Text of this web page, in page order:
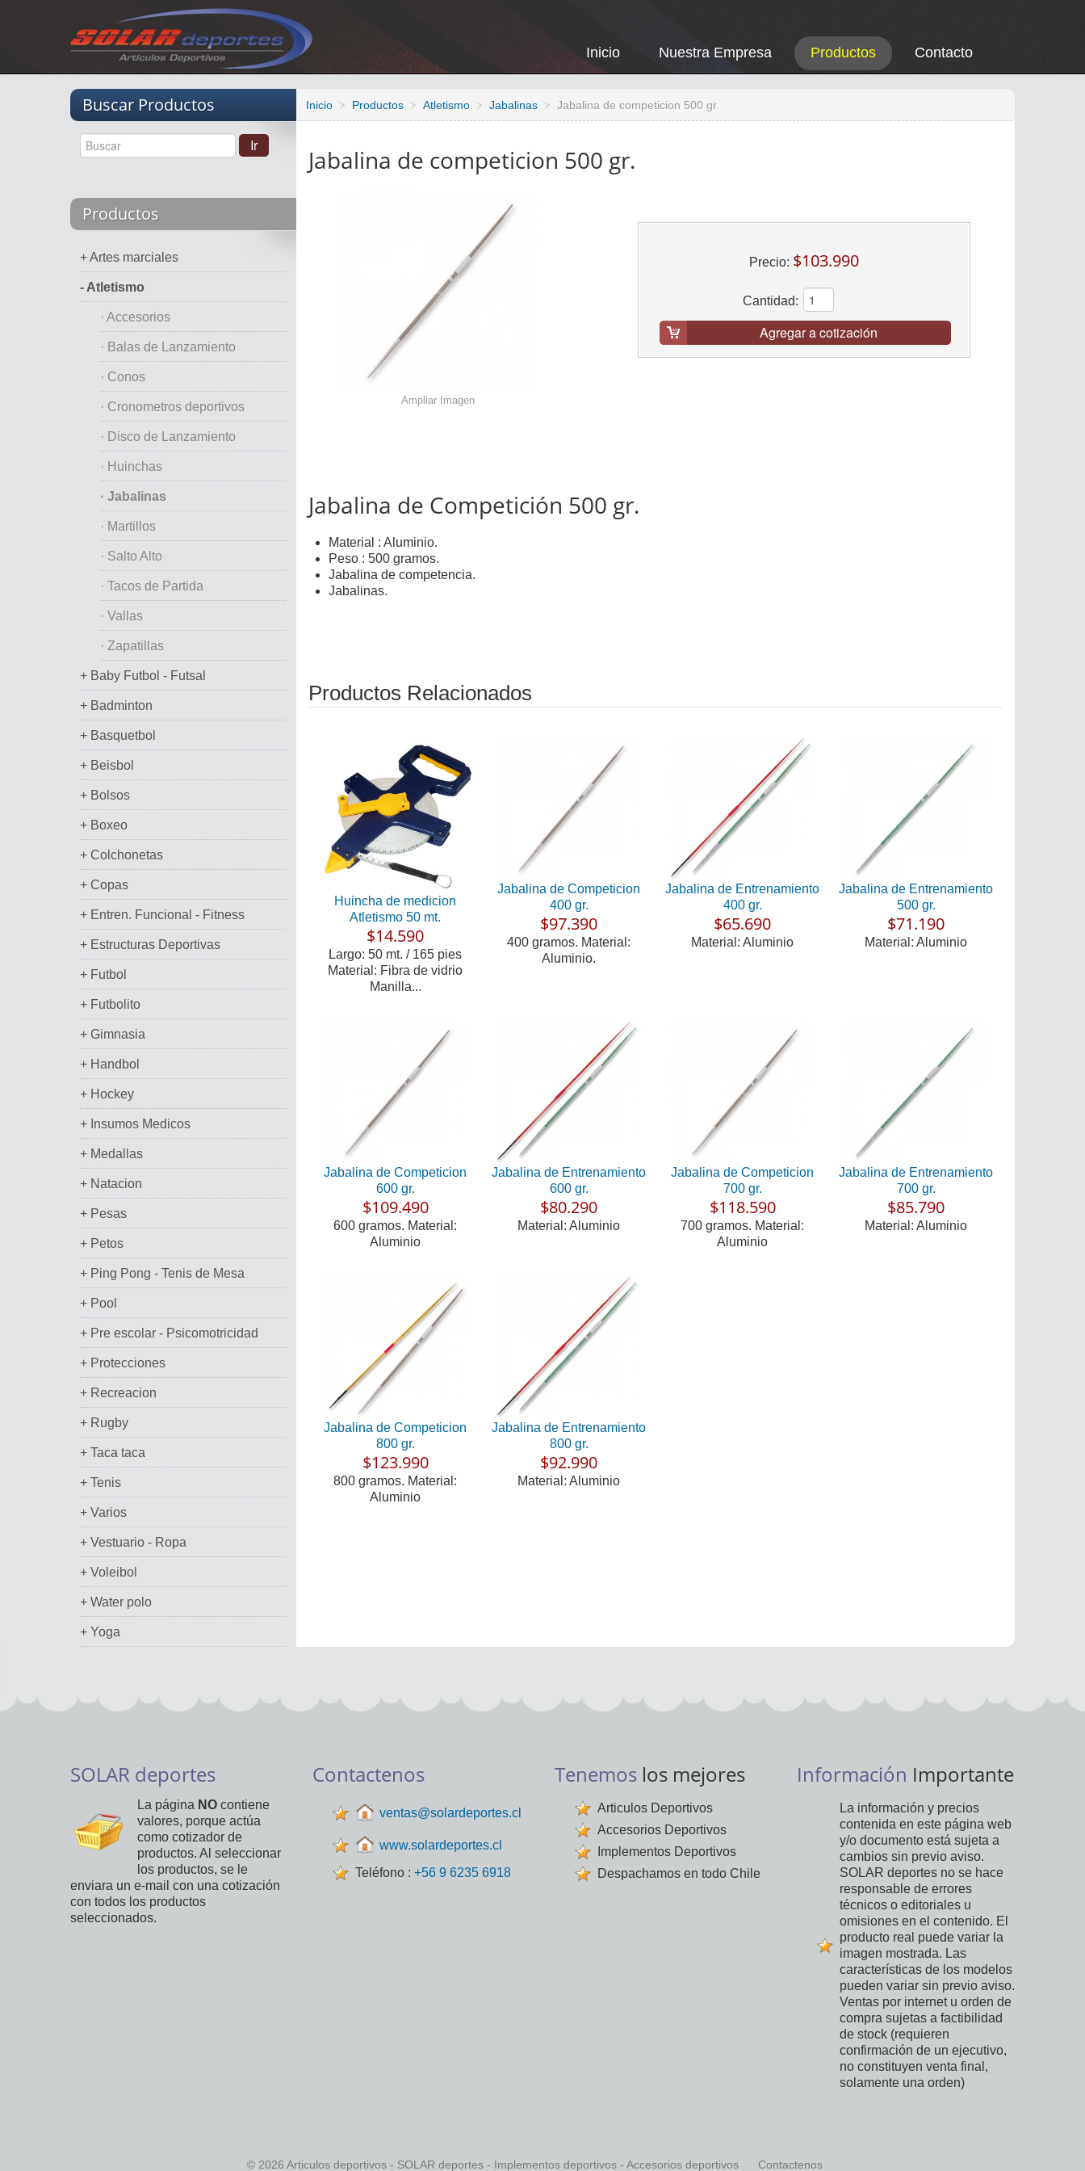
Inicio Nuestra Empresa Productos Contacto
Buscar Productos
Productos
+ Artes marciales
- Atletismo
· Accesorios
· Balas de Lanzamiento
· Conos
· Cronometros deportivos
· Disco de Lanzamiento
· Huinchas
· Jabalinas
· Martillos
· Salto Alto
· Tacos de Partida
· Vallas
· Zapatillas
+ Baby Futbol - Futsal
+ Badminton
+ Basquetbol
+ Beisbol
+ Bolsos
+ Boxeo
+ Colchonetas
+ Copas
+ Entren. Funcional - Fitness
+ Estructuras Deportivas
+ Futbol
+ Futbolito
+ Gimnasia
+ Handbol
+ Hockey
+ Insumos Medicos
+ Medallas
+ Natacion
+ Pesas
+ Petos
+ Ping Pong - Tenis de Mesa
+ Pool
+ Pre escolar - Psicomotricidad
+ Protecciones
+ Recreacion
+ Rugby
+ Taca taca
+ Tenis
+ Varios
+ Vestuario - Ropa
+ Voleibol
+ Water polo
+ Yoga
Inicio Productos Atletismo Jabalinas Jabalina de competicion 500 gr.
Jabalina de competicion 500 gr.
Precio: $103.990
Cantidad:
Agregar a cotización
Ampliar Imagen
Jabalina de Competición 500 gr.
Material : Aluminio.
Peso : 500 gramos.
Jabalina de competencia.
Jabalinas.
Productos Relacionados
Huincha de medicion
Atletismo 50 mt.
$14.590
Largo: 50 mt. / 165 pies
Material: Fibra de vidrio
Manilla...
Jabalina de Competicion
400 gr.
$97.390
400 gramos. Material:
Aluminio.
Jabalina de Entrenamiento
400 gr.
$65.690
Material: Aluminio
Jabalina de Entrenamiento
500 gr.
$71.190
Material: Aluminio
Jabalina de Competicion
600 gr.
$109.490
600 gramos. Material:
Aluminio
Jabalina de Entrenamiento
600 gr.
$80.290
Material: Aluminio
Jabalina de Competicion
700 gr.
$118.590
700 gramos. Material:
Aluminio
Jabalina de Entrenamiento
700 gr.
$85.790
Material: Aluminio
Jabalina de Competicion
800 gr.
$123.990
800 gramos. Material:
Aluminio
Jabalina de Entrenamiento
800 gr.
$92.990
Material: Aluminio
SOLAR deportes
La página NO contiene
valores, porque actúa
como cotizador de
productos. Al seleccionar
los productos, se le
enviara un e-mail con una cotización
con todos los productos
seleccionados.
Contactenos
ventas@solardeportes.cl
www.solardeportes.cl
Teléfono : +56 9 6235 6918
Tenemos los mejores
Articulos Deportivos
Accesorios Deportivos
Implementos Deportivos
Despachamos en todo Chile
Información Importante
La información y precios
contenida en este página web
y/o documento está sujeta a
cambios sin previo aviso.
SOLAR deportes no se hace
responsable de errores
técnicos o editoriales u
omisiones en el contenido. El
producto real puede variar la
imagen mostrada. Las
características de los modelos
pueden variar sin previo aviso.
Ventas por internet u orden de
compra sujetas a factibilidad
de stock (requieren
confirmación de un ejecutivo,
no constituyen venta final,
solamente una orden)
© 2026 Articulos deportivos - SOLAR deportes - Implementos deportivos - Accesorios deportivos Contactenos